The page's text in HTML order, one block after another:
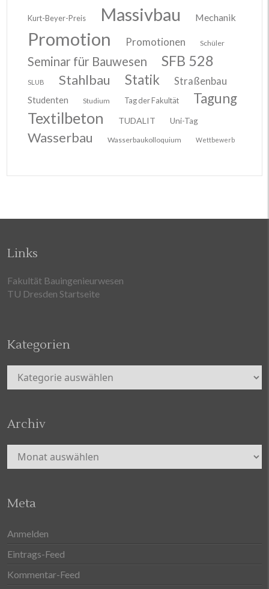
Kurt-Beyer-Preis Massivbau Mechanik
Promotion Promotionen Schüler
Seminar für Bauwesen SFB 528
SLUB Stahlbau Statik Straßenbau
Studenten Studium Tag der Fakultät Tagung
Textilbeton TUDALIT Uni-Tag
Wasserbau Wasserbaukolloquium Wettbewerb
Links
Fakultät Bauingenieurwesen
TU Dresden Startseite
Kategorien
Kategorien
Archiv
Archiv
Meta
Anmelden
Eintrags-Feed
Kommentar-Feed